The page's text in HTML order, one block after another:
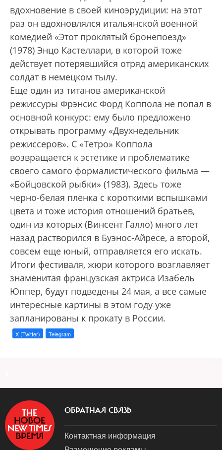
вдохновение в своей киноэрудиции: на этот
раз он вдохновлялся итальянской военной
комедией «Этот проклятый бронепоезд»
(1978) Энцо Кастеллари, в которой тоже
действует потерявшийся отряд американских
солдат в немецком тылу.
Еще один из титанов американской
режиссуры Фрэнсис Форд Коппола не попал в
основной конкурс: ему было предложено
открывать программу «Двухнедельник
режиссеров». С «Тетро» Коппола
возвращается к эстетике и проблематике
своего самого формалистического фильма —
«Бойцовской рыбки» (1983). Здесь тоже
черно-белая пленка с короткими вспышками
цвета и тоже история отношений братьев,
один из которых (Винсент Галло) много лет
назад растворился в Буэнос-Айресе, а второй,
совсем еще юный, отправляется его искать.
Итоги фестиваля, жюри которого возглавляет
знаменитая французская актриса Изабель
Юппер, будут подведены 24 мая, а все самые
интересные картины в этом году уже
запланированы к прокату в России.
X (Twitter) Telegram
ОБРАТНАЯ СВЯЗЬ
Контактная информация